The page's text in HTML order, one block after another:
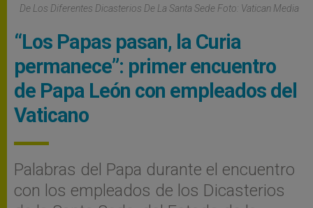
De Los Diferentes Dicasterios De La Santa Sede Foto: Vatican Media
“Los Papas pasan, la Curia
permanece”: primer encuentro
de Papa León con empleados del
Vaticano
Palabras del Papa durante el encuentro
con los empleados de los Dicasterios